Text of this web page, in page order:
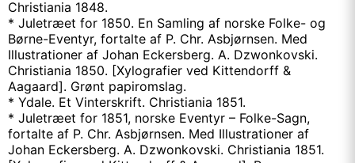
Christiania 1848.
* Juletræet for 1850. En Samling af norske Folke- og
Børne-Eventyr, fortalte af P. Chr. Asbjørnsen. Med
Illustrationer af Johan Eckersberg. A. Dzwonkovski.
Christiania 1850. [Xylografier ved Kittendorff &
Aagaard]. Grønt papiromslag.
* Ydale. Et Vinterskrift. Christiania 1851.
* Juletræet for 1851, norske Eventyr – Folke-Sagn,
fortalte af P. Chr. Asbjørnsen. Med Illustrationer af
Johan Eckersberg. A. Dzwonkovski. Christiania 1851.